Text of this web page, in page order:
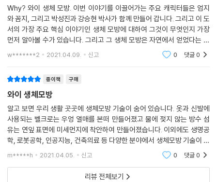
Why? 와이 생체 모방. 이번 이야기를 이끌어가는 주요 캐릭터들은 엄지
와 꼼지, 그리고 박성진과 강승현 박사가 함께 만들어 갑니다. 그리고 이 도
서의 가장 주요 핵심 이야기인 생체 모방에 대하여 그것이 무엇인지 가장
먼저 알아볼 수가 있습니다. 그리고 그 생체 모방은 자연에서 얻었다는 사
실을 배울 수가 있습니다. 아이들이 궁금하였던 여러 생체 모방의 여러가
w*******2 2021.04.09. 신고 0 댓글0
종이책 구매
와이 생체모방
알고 보면 우리 생활 곳곳에 생체모방 기술이 숨어 있습니다. 옷과 신발에
사용되는 벨크로는 우엉 열매를 본떠 만들어졌고 물에 젖지 않는 방수 섬
유는 연잎 표면에 미세먼지에 착안하여 만들어졌습니다. 이외에도 생명공
학, 로봇공학, 인공지능, 건축의료 등 다양한 분야에서 생체모방 기술이 활
용되고 있습니다. 자연이 선물하는 지혜를 통해 우리 사회는 더욱 더 풍요
m*****h 2021.04.05. 신고 0 댓글0
리뷰 전체보기